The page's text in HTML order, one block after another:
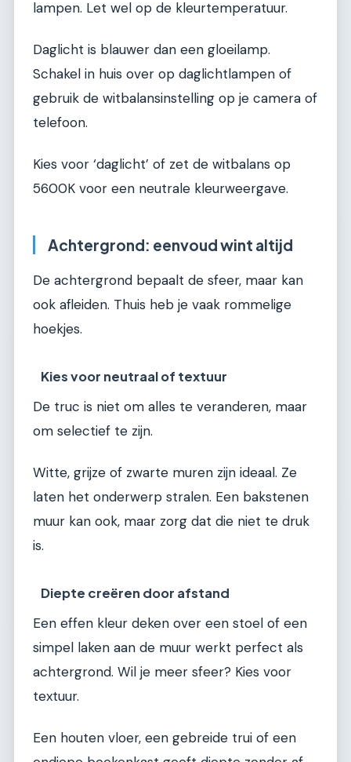
lampen. Let wel op de kleurtemperatuur.
Daglicht is blauwer dan een gloeilamp.
Schakel in huis over op daglichtlampen of
gebruik de witbalansinstelling op je camera of
telefoon.
Kies voor ‘daglicht’ of zet de witbalans op
5600K voor een neutrale kleurweergave.
Achtergrond: eenvoud wint altijd
De achtergrond bepaalt de sfeer, maar kan
ook afleiden. Thuis heb je vaak rommelige
hoekjes.
Kies voor neutraal of textuur
De truc is niet om alles te veranderen, maar
om selectief te zijn.
Witte, grijze of zwarte muren zijn ideaal. Ze
laten het onderwerp stralen. Een bakstenen
muur kan ook, maar zorg dat die niet te druk
is.
Diepte creëren door afstand
Een effen kleur deken over een stoel of een
simpel laken aan de muur werkt perfect als
achtergrond. Wil je meer sfeer? Kies voor
textuur.
Een houten vloer, een gebreide trui of een